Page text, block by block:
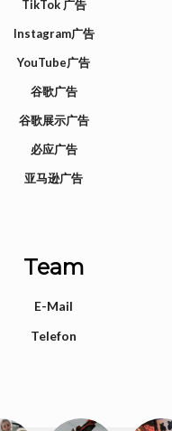
TikTok 广告
Instagram广告
YouTube广告
谷歌广告
谷歌展示广告
必应广告
亚马逊广告
Team
E-Mail
Telefon